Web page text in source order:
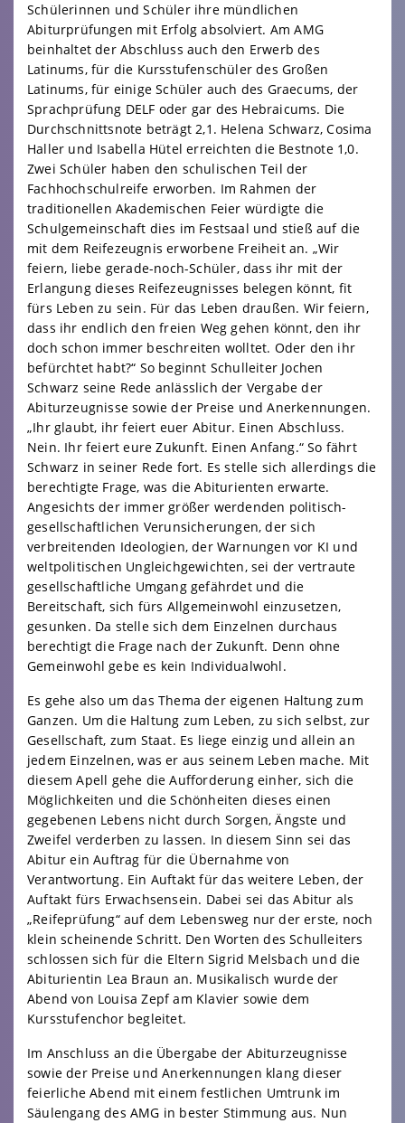
Schülerinnen und Schüler ihre mündlichen
Abiturprüfungen mit Erfolg absolviert. Am AMG
beinhaltet der Abschluss auch den Erwerb des
Latinums, für die Kursstufenschüler des Großen
Latinums, für einige Schüler auch des Graecums, der
Sprachprüfung DELF oder gar des Hebraicums. Die
Durchschnittsnote beträgt 2,1. Helena Schwarz, Cosima
Haller und Isabella Hütel erreichten die Bestnote 1,0.
Zwei Schüler haben den schulischen Teil der
Fachhochschulreife erworben. Im Rahmen der
traditionellen Akademischen Feier würdigte die
Schulgemeinschaft dies im Festsaal und stieß auf die
mit dem Reifezeugnis erworbene Freiheit an. „Wir
feiern, liebe gerade-noch-Schüler, dass ihr mit der
Erlangung dieses Reifezeugnisses belegen könnt, fit
fürs Leben zu sein. Für das Leben draußen. Wir feiern,
dass ihr endlich den freien Weg gehen könnt, den ihr
doch schon immer beschreiten wolltet. Oder den ihr
befürchtet habt?“ So beginnt Schulleiter Jochen
Schwarz seine Rede anlässlich der Vergabe der
Abiturzeugnisse sowie der Preise und Anerkennungen.
„Ihr glaubt, ihr feiert euer Abitur. Einen Abschluss.
Nein. Ihr feiert eure Zukunft. Einen Anfang.“ So fährt
Schwarz in seiner Rede fort. Es stelle sich allerdings die
berechtigte Frage, was die Abiturienten erwarte.
Angesichts der immer größer werdenden politisch-
gesellschaftlichen Verunsicherungen, der sich
verbreitenden Ideologien, der Warnungen vor KI und
weltpolitischen Ungleichgewichten, sei der vertraute
gesellschaftliche Umgang gefährdet und die
Bereitschaft, sich fürs Allgemeinwohl einzusetzen,
gesunken. Da stelle sich dem Einzelnen durchaus
berechtigt die Frage nach der Zukunft. Denn ohne
Gemeinwohl gebe es kein Individualwohl.
Es gehe also um das Thema der eigenen Haltung zum
Ganzen. Um die Haltung zum Leben, zu sich selbst, zur
Gesellschaft, zum Staat. Es liege einzig und allein an
jedem Einzelnen, was er aus seinem Leben mache. Mit
diesem Apell gehe die Aufforderung einher, sich die
Möglichkeiten und die Schönheiten dieses einen
gegebenen Lebens nicht durch Sorgen, Ängste und
Zweifel verderben zu lassen. In diesem Sinn sei das
Abitur ein Auftrag für die Übernahme von
Verantwortung. Ein Auftakt für das weitere Leben, der
Auftakt fürs Erwachsensein. Dabei sei das Abitur als
„Reifeprüfung“ auf dem Lebensweg nur der erste, noch
klein scheinende Schritt. Den Worten des Schulleiters
schlossen sich für die Eltern Sigrid Melsbach und die
Abiturientin Lea Braun an. Musikalisch wurde der
Abend von Louisa Zepf am Klavier sowie dem
Kursstufenchor begleitet.
Im Anschluss an die Übergabe der Abiturzeugnisse
sowie der Preise und Anerkennungen klang dieser
feierliche Abend mit einem festlichen Umtrunk im
Säulengang des AMG in bester Stimmung aus. Nun